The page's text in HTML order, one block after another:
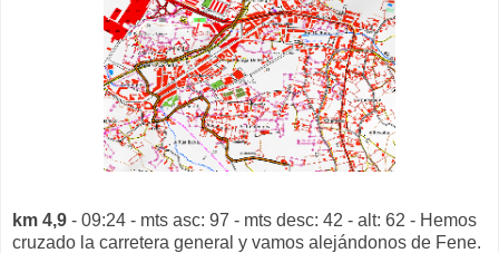
km 4,9 - 09:24 - mts asc: 97 - mts desc: 42 - alt: 62 - Hemos
cruzado la carretera general y vamos alejándonos de Fene.